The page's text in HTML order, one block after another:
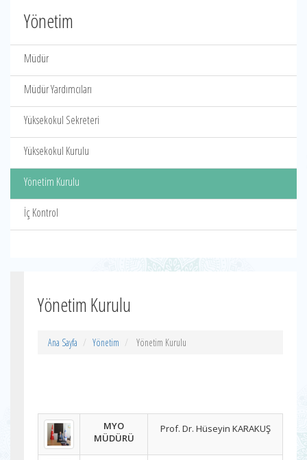
Yönetim
Müdür
Müdür Yardımcıları
Yüksekokul Sekreteri
Yüksekokul Kurulu
Yönetim Kurulu
İç Kontrol
Yönetim Kurulu
Ana Sayfa Yönetim Yönetim Kurulu
MYO
MÜDÜRÜ
Prof. Dr. Hüseyin KARAKUŞ